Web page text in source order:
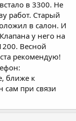
в 3300. Не
работ. Старый
в салон. И
у него на
Весной
рекомендую!
ближе к
сам при связи